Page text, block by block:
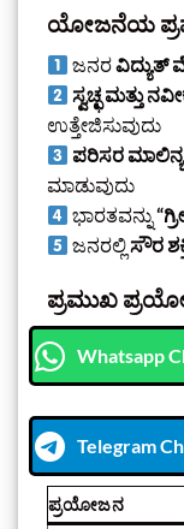
ಯೋಜನೆಯ
ಜನರವಿದ್ಯುತ್
ಸ್ವಚ್ಛ ಮತ್ತು
ಉತ್ತೇಜಿಸುವುದು
ಪರಿಸರ
ಮಾಡುವುದು
ಭಾರತವನ್ನು
ಜನರಲ್ಲಿಸೌರ
ಪ್ರಮುಖ
Whatsapp
Telegram
ಪ್ರಯೋಜನ